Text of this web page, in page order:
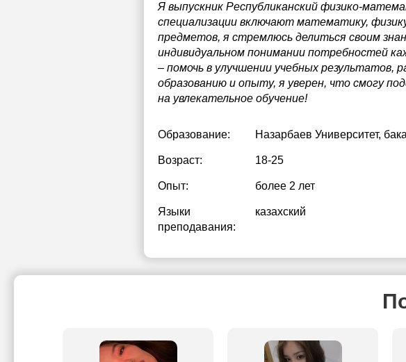
Я выпускник Республиканский физико-
специализации включают математику,
предметов, я стремлюсь делиться своим
индивидуальном понимании потребностей
– помочь в улучшении учебных результатов,
образованию и опыту, я уверен, что смогу
на увлекательное обучение!
Образование: Назарбаев Университет,
Возраст: 18-25
Опыт: более 2 лет
Языки
преподавания:
казахский